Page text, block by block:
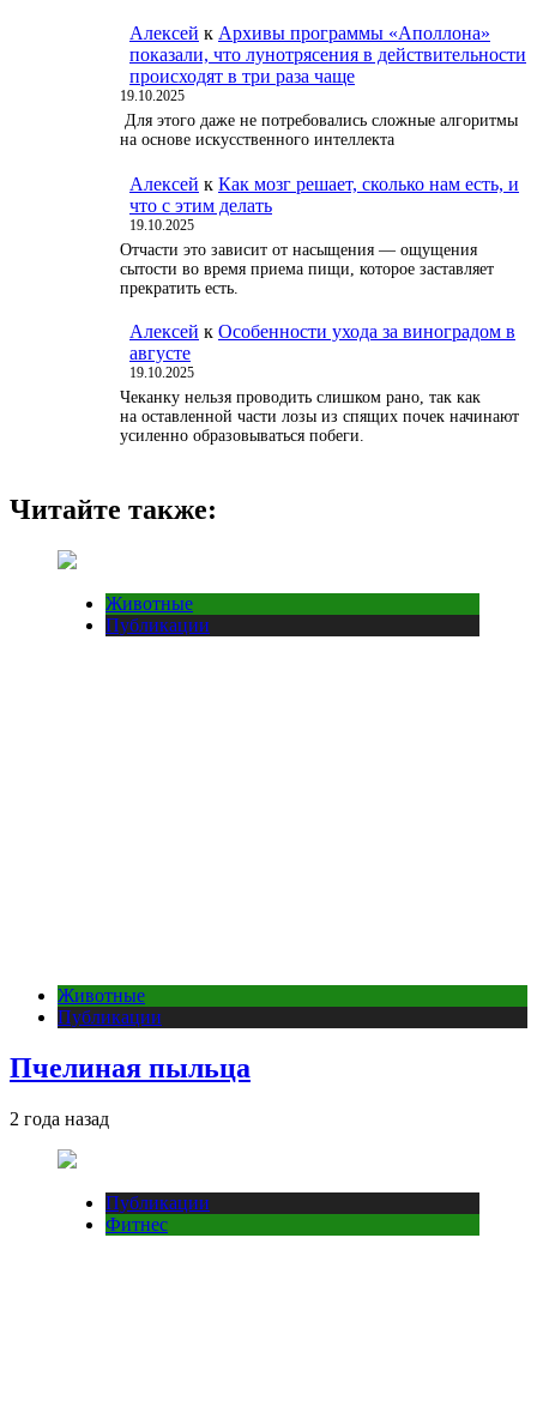
Алексей к Архивы программы «Аполлона»
показали, что лунотрясения в действительности
происходят в три раза чаще
19.10.2025
Для этого даже не потребовались сложные алгоритмы
на основе искусственного интеллекта
Алексей к Как мозг решает, сколько нам есть, и
что с этим делать
19.10.2025
Отчасти это зависит от насыщения — ощущения
сытости во время приема пищи, которое заставляет
прекратить есть.
Алексей к Особенности ухода за виноградом в
августе
19.10.2025
Чеканку нельзя проводить слишком рано, так как
на оставленной части лозы из спящих почек начинают
усиленно образовываться побеги.
Читайте также:
Животные
Публикации
Животные
Публикации
Пчелиная пыльца
2 года назад
Публикации
Фитнес